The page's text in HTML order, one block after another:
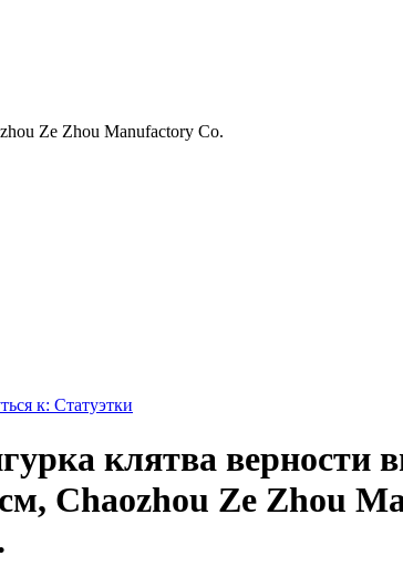
Ze Zhou Manufactory Co.
к: Статуэтки
клятва верности
Chaozhou Ze Zhou